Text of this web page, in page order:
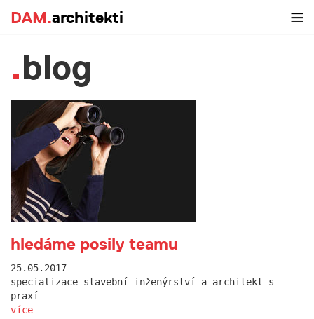
DAM.architekti
blog
hledáme posily teamu
25.05.2017
specializace stavební inženýrství a architekt s
praxí
více